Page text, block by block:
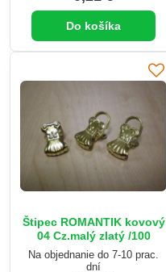
Do košíka
Štipec ROMANTIK kovový
04 Cz.malý zlatý /100
Na objednanie do 7-10 prac.
dní